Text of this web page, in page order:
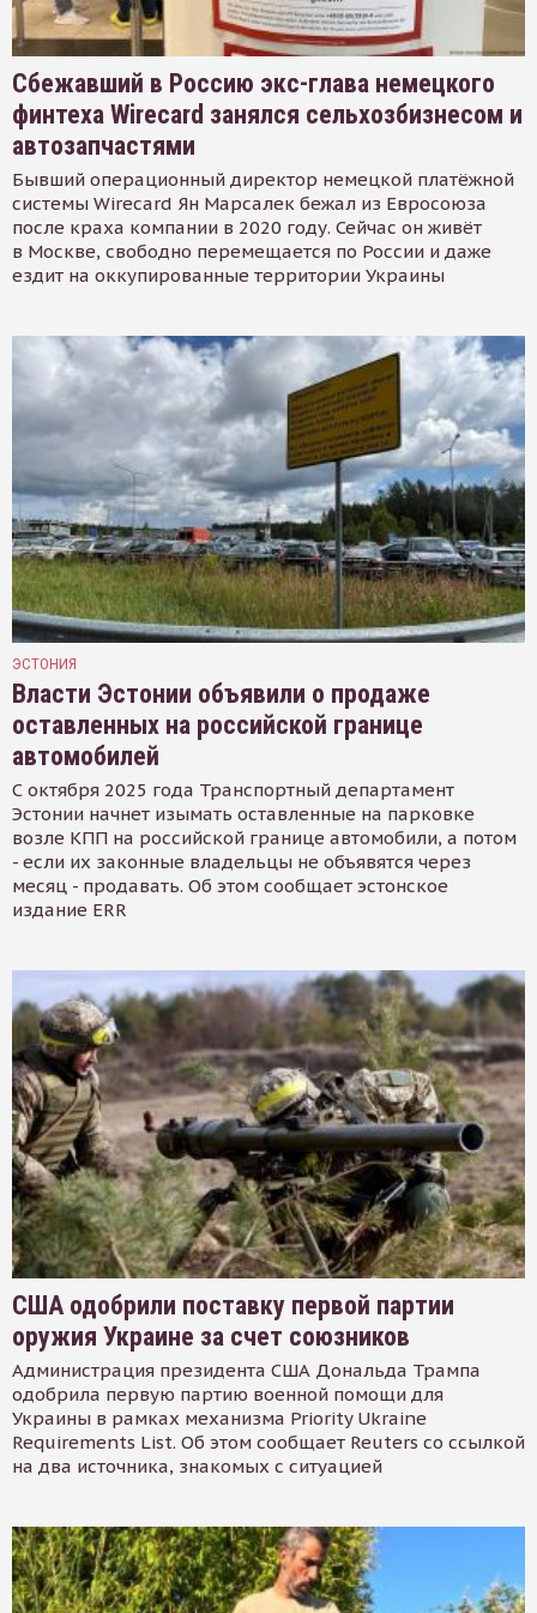
Сбежавший в Россию экс-глава немецкого
финтеха Wirecard занялся сельхозбизнесом и
автозапчастями
Бывший операционный директор немецкой платёжной
системы Wirecard Ян Марсалек бежал из Евросоюза
после краха компании в 2020 году. Сейчас он живёт
в Москве, свободно перемещается по России и даже
ездит на оккупированные территории Украины
ЭСТОНИЯ
Власти Эстонии объявили о продаже
оставленных на российской границе
автомобилей
С октября 2025 года Транспортный департамент
Эстонии начнет изымать оставленные на парковке
возле КПП на российской границе автомобили, а потом
- если их законные владельцы не объявятся через
месяц - продавать. Об этом сообщает эстонское
издание ERR
США одобрили поставку первой партии
оружия Украине за счет союзников
Администрация президента США Дональда Трампа
одобрила первую партию военной помощи для
Украины в рамках механизма Priority Ukraine
Requirements List. Об этом сообщает Reuters со ссылкой
на два источника, знакомых с ситуацией